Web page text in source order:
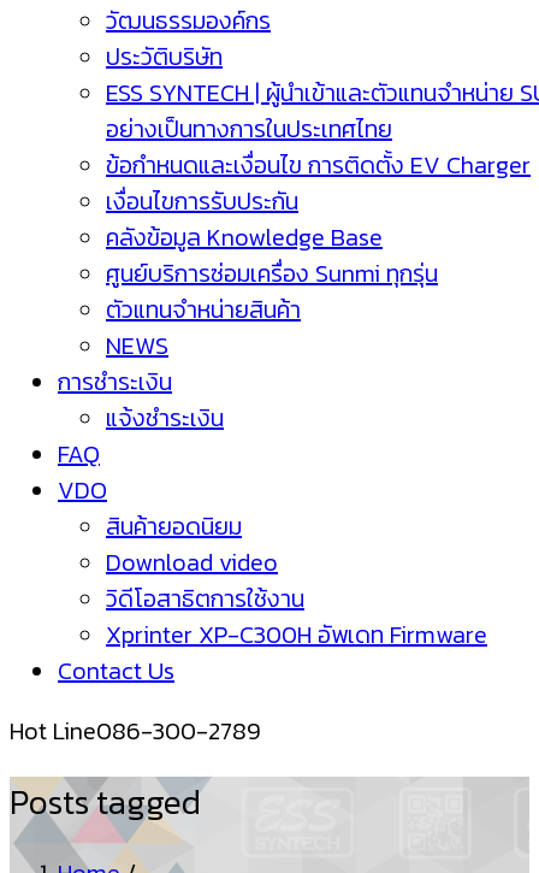
วัฒนธรรมองค์กร
ประวัติบริษัท
ESS SYNTECH | ผู้นำเข้าและตัวแทนจำหน่าย
อย่างเป็นทางการในประเทศไทย
ข้อกำหนดและเงื่อนไข การติดตั้ง EV Charger
เงื่อนไขการรับประกัน
คลังข้อมูล Knowledge Base
ศูนย์บริการซ่อมเครื่อง Sunmi ทุกรุ่น
ตัวแทนจำหน่ายสินค้า
NEWS
การชำระเงิน
แจ้งชำระเงิน
FAQ
VDO
สินค้ายอดนิยม
Download video
วิดีโอสาธิตการใช้งาน
Xprinter XP-C300H อัพเดท Firmware
Contact Us
Hot Line086-300-2789
Posts tagged